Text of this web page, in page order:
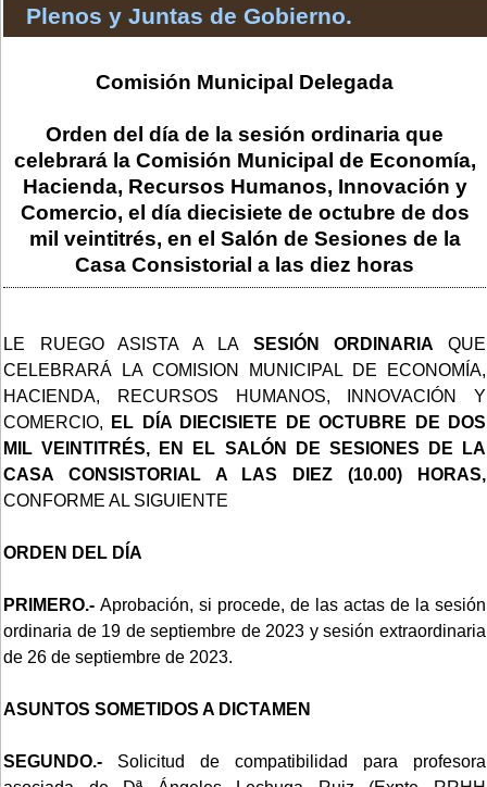
Plenos y Juntas de Gobierno.
Comisión Municipal Delegada
Orden del día de la sesión ordinaria que
celebrará la Comisión Municipal de Economía,
Hacienda, Recursos Humanos, Innovación y
Comercio, el día diecisiete de octubre de dos
mil veintitrés, en el Salón de Sesiones de la
Casa Consistorial a las diez horas
LE RUEGO ASISTA A LA SESIÓN ORDINARIAQUE
CELEBRARÁ LA COMISION MUNICIPAL DE ECONOMÍA,
HACIENDA, RECURSOS HUMANOS, INNOVACIÓN Y
COMERCIO,
EL DÍA DIECISIETE DE OCTUBRE DE DOS
MIL VEINTITRÉS, EN EL SALÓN DE SESIONES DE LA
CASA CONSISTORIAL A LAS DIEZ (10.00) HORAS,
CONFORME AL SIGUIENTE
ORDEN DEL DÍA
PRIMERO.- Aprobación, si procede, de las actas de la sesión
ordinaria de 19 de septiembre de 2023 y sesión extraordinaria
de 26 de septiembre de 2023.
ASUNTOS SOMETIDOS A DICTAMEN
SEGUNDO.- Solicitud de compatibilidad para profesora